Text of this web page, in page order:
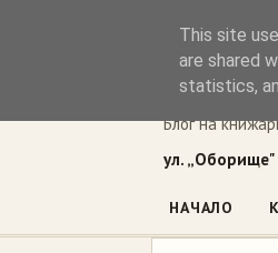
Блог на
ул.
НАЧАЛО
This site
are shared
statistics,